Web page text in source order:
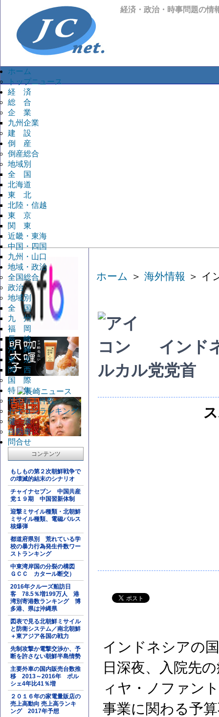
経済・政治・時事問題の情
ホーム
トップニュース
経 済
総 合
企 業
九州企業
建 設
倒 産
倒産総合
地域別
全 国
北海道
東 北
北陸・信越
東 京
関 東
近畿・東海
中国・四国
九州・山口
地域・政治
全国総合
政治
地域別
全 国
九 州
福 岡
長 崎
沖 縄
東 京
関 西
国 際
特 集
住宅着工件数
ゼネコンランキング
健 康
自動車
問合せ
コンテンツ
もしもの第２次朝鮮戦争で
の壊滅的結末のシナリオ
チャイナセブン 中国共産
党１９期 中国習新体制
迎撃ミサイル種類・北朝鮮
ミサイル種類、電磁パルス
核爆弾
都道府県別 荒れている学
校の暴力行為発生件数ワー
ストランキング
中東湾岸国の分裂の構図
ＧＣＣ カタール断交）
2016年クルーズ船訪日
客 78.5％増199万人 港
湾別寄港数ランキング 博
多港、県は沖縄県
図表で見る北朝鮮ミサイル
と防衛システム／南北朝鮮
＋東アジア各国の戦力
先制攻撃か電撃交渉か、予
断を許さない朝鮮半島情勢
主要外車の国内販売台数推
移 2013～2016年 ポル
シェ4年比41％増
２０１６年の家電量販店の
売上高動向 売上高ランキ
ング 2017年予想
ホーム ＞ 海外情報 ＞ イ
インド
ルカル党党首
インドネシアの
日深夜、入院先
ィヤ・ノファン
事業に関わる予